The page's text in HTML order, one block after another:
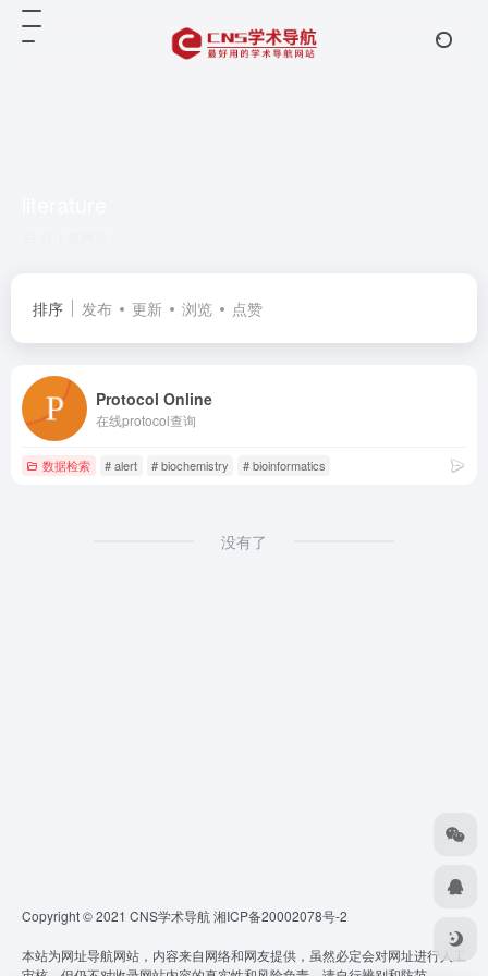
排序 发布 更新 浏览 点赞
Protocol Online
在线protocol查询
数据检索 # alert # biochemistry # bioinformatics
没有了
Copyright © 2021 CNS学术导航湘ICP备20002078号-2
本站为网址导航网站，内容来自网络和网友提供，虽然必定会对网址进行人工